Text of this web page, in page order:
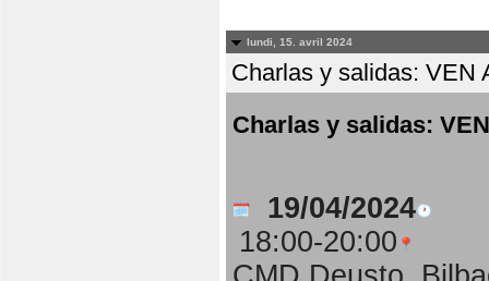
lundi, 15. avril 2024
Charlas y salidas: VEN
Charlas y salidas:
19/04/2024
18:00-20:00